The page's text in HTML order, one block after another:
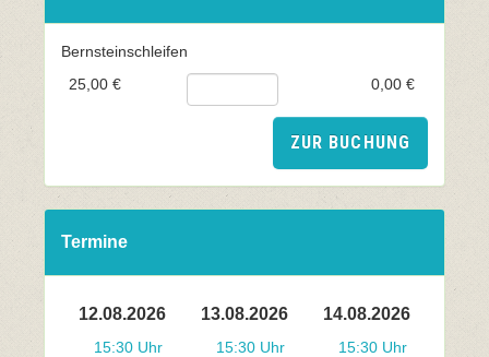
Bernsteinschleifen
25,00 €
0,00 €
ZUR BUCHUNG
Termine
12.08.2026
15:30 Uhr
13.08.2026
15:30 Uhr
14.08.2026
15:30 Uhr